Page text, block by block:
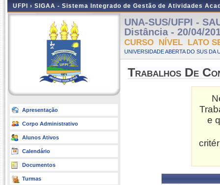
UFPI › SIGAA - Sistema Integrado de Gestão de Atividades
Apresentação
Corpo Administrativo
Alunos Ativos
Calendário
Documentos
Turmas
UNA-SUS/UFPI -
Distância - 20/04/
CURSO NÍVEL LATO
UNIVERSIDADE ABERTA DO SUS DA
Trabalhos De
e